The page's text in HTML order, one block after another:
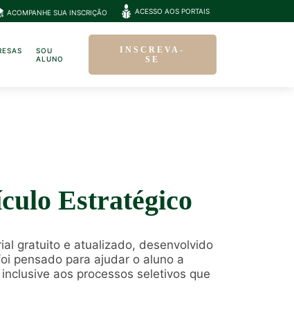
ACOMPANHE SUA INSCRIÇÃO ACESSO AOS PORTAIS
SOU
ALUNO
INSCREVA-
SE
Estratégico
gratuito e atualizado, desenvolvido
pensado para ajudar o aluno a
aos processos seletivos que